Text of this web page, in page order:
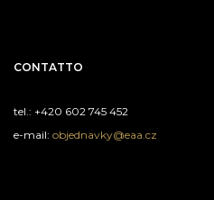
CONTATTO
tel.: +420 602 745 452
e-mail: objednavky@eaa.cz